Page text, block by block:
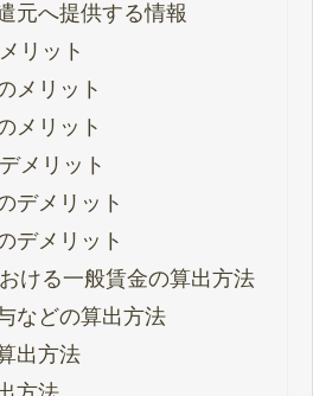
元へ提供する情報
リット
メリット
メリット
メリット
デメリット
デメリット
ける一般賃金の算出方法
などの算出方法
出方法